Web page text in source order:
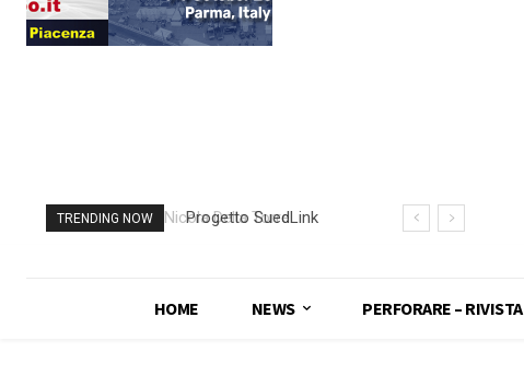
TRENDING NOW
Progetto SuedLink
con TBM del
HOME NEWS PERFORARE – RIVISTA